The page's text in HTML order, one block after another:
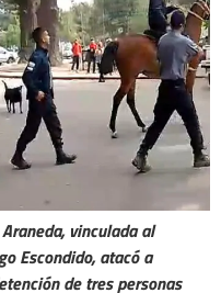
vinculada al
Escondido, atacó a
de tres personas